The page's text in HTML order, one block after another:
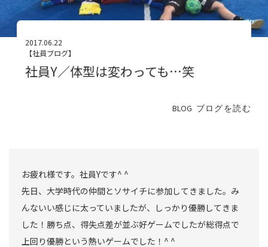
2017.06.22
【社員ブログ】
社員Y／体型は変わっても…笑
BLOG ブログを読む
お疲れ様です。社員Yです^ ^
先日、大学時代の仲間とソサイチに参加してきました。み
んないい感じに太っていましたが、しっかり優勝してきま
した！勝ち点、得失点差が並ぶ好ゲームでしたが総得点で
上回り優勝という熱いゲームでした！^ ^